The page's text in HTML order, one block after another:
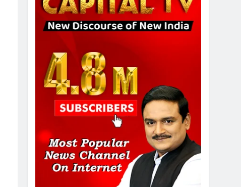
8
सुप्रीम कोर्ट ने राहुल गांधी के ‘वोट
शेखपुरा में पीएम की मां को गाली पर
कोर्ट का समन जारी
1
अमर शहीद ठाकुर रोशन सिंह के
नाम पर स्वरूप रानी नेहरू
चिकित्सालय का नामकरण करने
की मांग को लेकर
अनिश्चितकालीन धरना शुरू
289 एकड़ भूमि पर विकसित होगा
कार्बन-फ्री डेटा सेंटर, हजारों
उच्च-कुशल रोजगार सृजन की
संभावना